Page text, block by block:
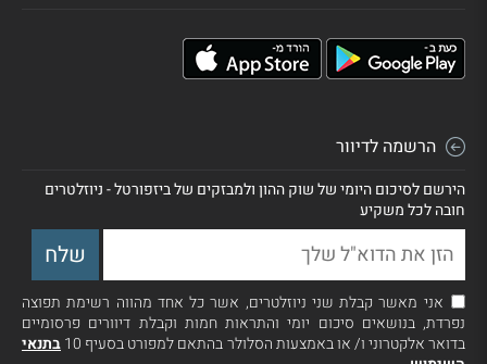
הרשמה לדיוור
הירשם לסיכום היומי של שוק ההון ולמבזקים של ביזפורטל - ניוזלטרים
חובה לכל משקיע
אני מאשר קבלת שני ניוזלטרים, אשר כל אחד מהווה רשימת תפוצה
נפרדת, בנושאים סיכום יומי והתראות חמות וקבלת דיוורים פרסומיים
בדואר אלקטרוני ו/ או באמצעות הסלולר בהתאם למפורט בסעיף 10
בתנאי